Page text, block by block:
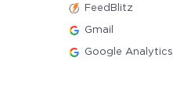
FeedBlitz
Gmail
Google Analytics